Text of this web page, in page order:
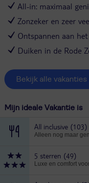
All-in: maximaal
Zonzeker en zeer
Ontspannen aan
Duiken in de Rode
Bekijk alle
Mijn ideale Vakantie is
All inclusive (103)
Alleen nog maar
5 sterren (49)
Luxe en comfort